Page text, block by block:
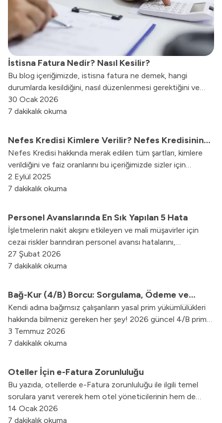
İstisna Fatura Nedir? Nasıl Kesilir?
Bu blog içeriğimizde, istisna fatura ne demek, hangi
durumlarda kesildiğini, nasıl düzenlenmesi gerektiğini ve
kesilmediği takdirde doğabilecek sonuçları adım adım ele
aldık.
30 Ocak 2026
7 dakikalık okuma
Nefes Kredisi Kimlere Verilir? Nefes Kredisinin
Şartları Nedir? Nefes Kredisi Faiz Oranı Nedir?
Nefes Kredisi hakkında merak edilen tüm şartları, kimlere
verildiğini ve faiz oranlarını bu içeriğimizde sizler için
derledik.
2 Eylül 2025
7 dakikalık okuma
Personel Avanslarında En Sık Yapılan 5 Hata
İşletmelerin nakit akışını etkileyen ve mali müşavirler için
cezai riskler barındıran personel avansı hatalarını,
dijitalleşmenin sunduğu güvenli çözüm yollarıyla birlikte
inceleyin.
27 Şubat 2026
7 dakikalık okuma
Bağ-Kur (4/B) Borcu: Sorgulama, Ödeme ve
Yapılandırma
Kendi adına bağımsız çalışanların yasal prim yükümlülükleri
hakkında bilmeniz gereken her şey! 2026 güncel 4/B prim
tutarları, e-Devlet borç sorgulama adımları, taksitlendirme
seçenekleri ve ihya süreçlerine dair tüm detaylar
3 Temmuz 2026
7 dakikalık okuma
Oteller İçin e-Fatura Zorunluluğu
Bu yazıda, otellerde e-Fatura zorunluluğu ile ilgili temel
sorulara yanıt vererek hem otel yöneticilerinin hem de
muhasebe sorumlularının kafasındaki soru işaretlerini
gidermeyi amaçladık.
14 Ocak 2026
7 dakikalık okuma